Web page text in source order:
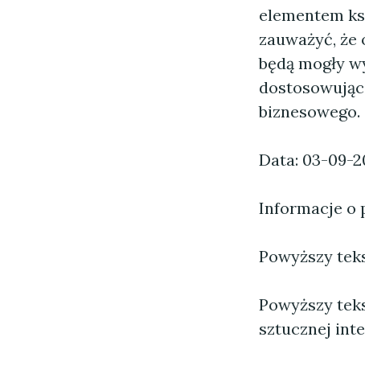
elementem
zauważyć,
będą mogły
biznesowego.
Data: 03-09-
Informacje o
Powyższy
Powyższy
sztucznej